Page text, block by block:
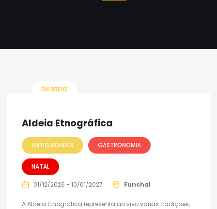
EM BREVE
Aldeia Etnográfica
ANTIGUIDADES GASTRONOMIA
NATAL
01/12/2026 - 10/01/2027 Funchal
A Aldeia Etnográfica representa ao vivo várias tradições,